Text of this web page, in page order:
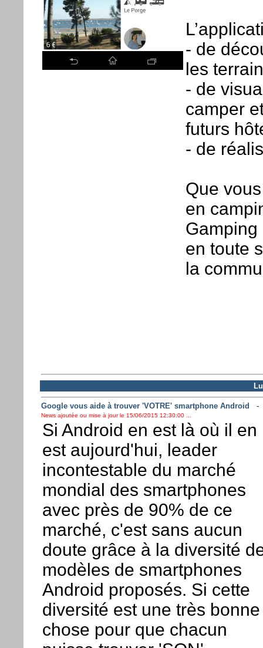
- de
les
- de
camper
futurs
- de
Que
en
Gamping
en toute
la
Google vous aide à trouver 'VOTRE' smartphone Android
News ajoutée ou mise à jour le 15/06/2015 12:30:00 ...
Si Android en est là où il en
est aujourd'hui, leader
incontestable du marché
mondial des smartphones
avec près de 90% de ce
marché, c'est sans aucun
doute grâce à la diversité
modèles de smartphones
Android proposés. Si cette
diversité est une très bonne
chose pour que chacun